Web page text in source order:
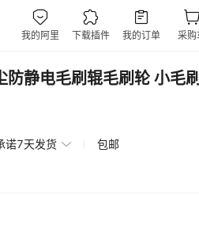
静电毛刷辊毛刷轮 小毛刷
诺7天发货 包邮